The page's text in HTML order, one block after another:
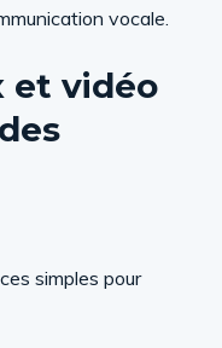
vocale.
et vidéo
simples pour